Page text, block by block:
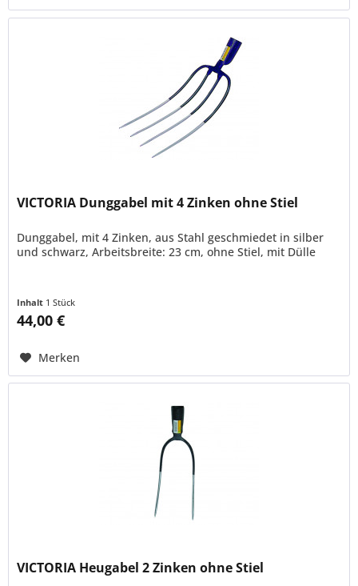
VICTORIA Dunggabel mit 4 Zinken ohne Stiel
Dunggabel, mit 4 Zinken, aus Stahl geschmiedet in silber
und schwarz, Arbeitsbreite: 23 cm, ohne Stiel, mit Dülle
Inhalt 1 Stück
44,00 €
Merken
VICTORIA Heugabel 2 Zinken ohne Stiel